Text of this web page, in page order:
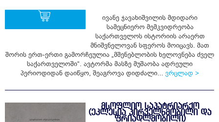
ივანე ჯავახიშვილის მდიდარი
სამეცნიერო მემკვიდრეობა
საქართველოს ისტორიის არაერთ
მნიშვნელოვან სფეროს მოიცავს. მათ
შორის ერთ-ერთი გამორჩეულია „მშენებლობის ხელოვნება ძველ
საქართველოში“. ავტორმა მასზე მუშაობა ადრეული
პერიოდიდან დაიწყო, შეაგროვა დიდძალი... ვრცლად >
ᲛᲡᲝᲤᲚᲘᲝ ᲡᲐᲞᲐᲢᲠᲘᲐᲠᲥᲝ
(ᲔᲙᲚᲔᲡᲘᲐ ᲞᲘᲠᲕᲔᲚᲮᲛᲝᲑᲘᲚᲘ ᲓᲐ
ᲤᲠᲘᲐᲓᲚᲛᲝᲑᲘᲚᲘ)